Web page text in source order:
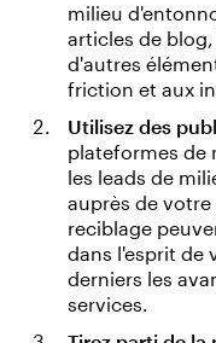
milieu
articles de
d'autres
friction et aux
Utilisez des
plateformes de
les leads de
auprès de
reciblage
dans l'esprit de
derniers les
services.